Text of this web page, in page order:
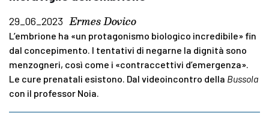
29_06_2023 Ermes Dovico
L’embrione ha «un protagonismo biologico incredibile» fin
dal concepimento. I tentativi di negarne la dignità sono
menzogneri, così come i «contraccettivi d’emergenza».
Le cure prenatali esistono. Dal videoincontro della Bussola
con il professor Noia.